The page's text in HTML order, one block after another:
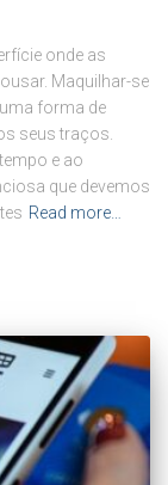
onde as
Maquilhar-se
forma de
seus traços.
e ao
que devemos
Read more…